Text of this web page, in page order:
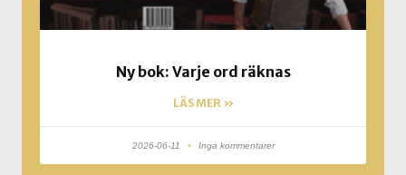
Ny bok: Varje ord räknas
LÄS MER »
2026-06-11 Inga kommentarer